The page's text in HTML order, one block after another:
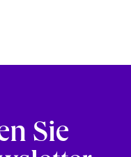
Sie